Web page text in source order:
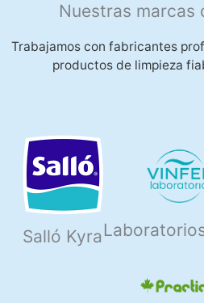
Nuestras marcas
Trabajamos con fabricantes
productos de limpieza
Salló Kyra